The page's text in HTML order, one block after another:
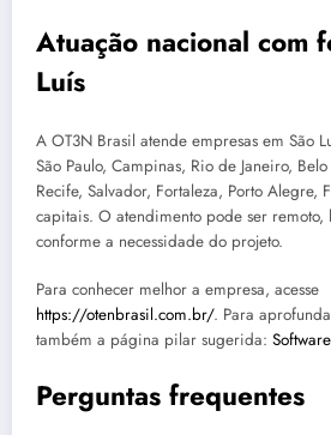
Atuação nacional com
Luís
A OT3N Brasil atende empresas em São
São Paulo, Campinas, Rio de Janeiro,
Recife, Salvador, Fortaleza, Porto Alegre,
capitais. O atendimento pode ser
conforme a necessidade do projeto.
Para conhecer melhor a empresa, acesse
https://otenbrasil.com.br/. Para
também a página pilar sugerida:
Perguntas frequentes